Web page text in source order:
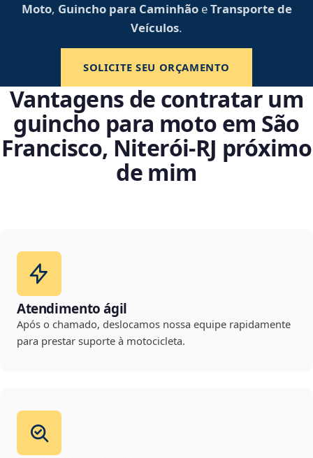
Moto, Guincho para CaminhãoeTransporte de
Veículos.
SOLICITE SEU ORÇAMENTO
Vantagens de contratar um
guincho para moto em São
Francisco, Niterói‑RJ próximo
de mim
Atendimento ágil
Após o chamado, deslocamos nossa equipe rapidamente
para prestar suporte à motocicleta.